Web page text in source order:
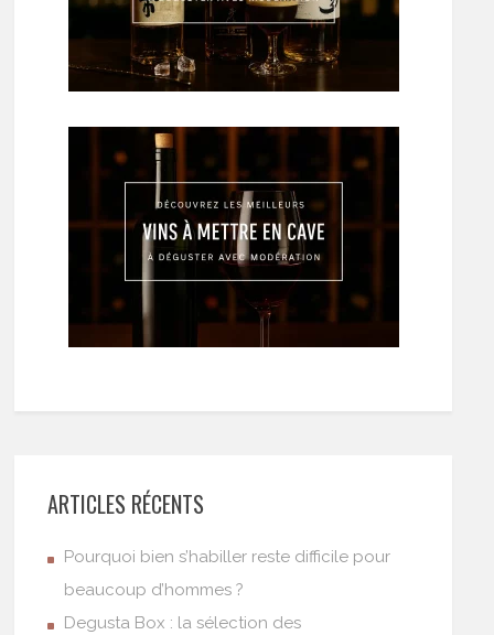
ARTICLES RÉCENTS
Pourquoi bien s’habiller reste difficile pour
beaucoup d’hommes ?
Degusta Box : la sélection des